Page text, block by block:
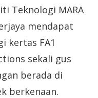
Teknologi MARA
mendapat
kertas FA1
sekali gus
berada di
berkenaan.